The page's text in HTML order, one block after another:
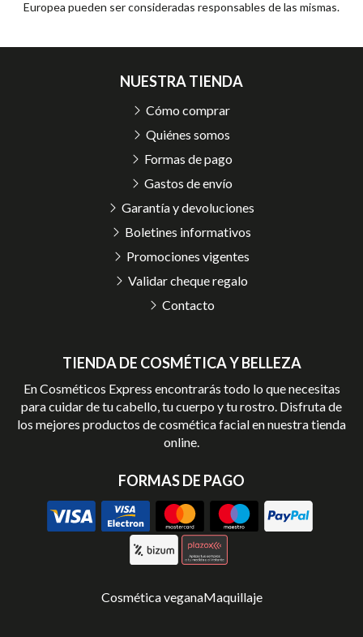
Europea pueden ser consideradas responsables de las mismas.
TIENDA DE COSMÉTICA Y BELLEZA
En Cosméticos Express encontrarás todo lo que necesitas
para cuidar de tu cabello, tu cuerpo y tu rostro. Disfruta de
los mejores productos de cosmética facial en nuestra tienda
online.
FORMAS DE PAGO
NUESTRA TIENDA
Cómo comprar
Quiénes somos
Formas de pago
Gastos de envío
Garantía y devoluciones
Boletines informativos
Promociones vigentes
Validar cheque regalo
Contacto
Cosmética veganaMaquillaje